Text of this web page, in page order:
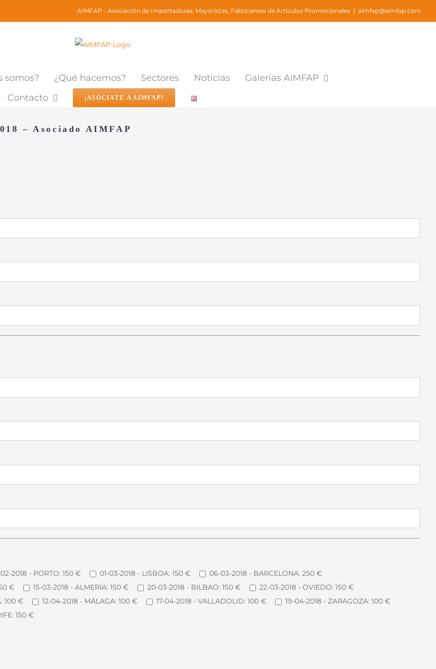
AIMFAP - Asociación de Importadores, Mayoristas, Fabricantes de Artículos Promocionales | aimfap@aimfap.com
somos? ¿Qué hacemos? Sectores Noticias
Galerías AIMFAP
Contacto
¡ASÓCIATE A AIMFAP!
– Asociado AIMFAP
2018 - PORTO: 150 € 01-03-2018 - LISBOA: 150 €
06-03-2018 - BARCELONA: 250 €
€ 15-03-2018 - ALMERÍA: 150 € 20-03-2018 - BILBAO: 150 €
22-03-2018 - OVIEDO: 150 €
100 € 12-04-2018 - MÁLAGA: 100 € 17-04-2018 - VALLADOLID: 100 €
19-04-2018 - ZARAGOZA: 100 €
150 €